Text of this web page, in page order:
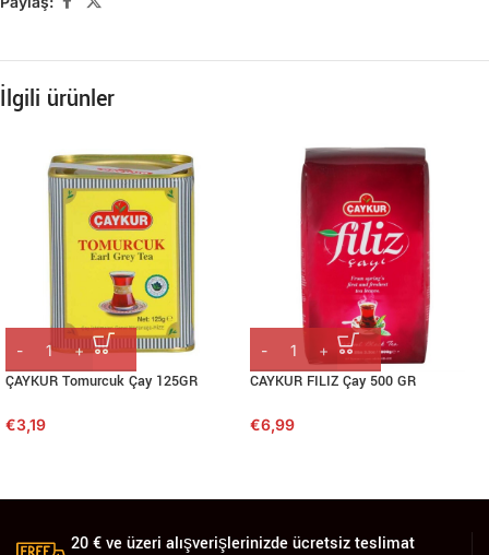
İlgili ürünler
ÇAYKUR Tomurcuk Çay 125GR
€3,19
CAYKUR FILIZ Çay 500 GR
€6,99
20 € ve üzeri alışverişlerinizde ücretsiz teslimat